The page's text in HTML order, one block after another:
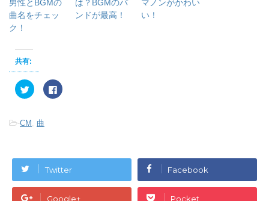
男性とBGMの
曲名をチェッ
ク！
は？BGMのバ
ンドが最高！
マノンがかわい
い！
共有:
ク
リ
て
t
で
共
有
F
a
有
す
る
に
は
ク
-CM , 曲
Twitter Facebook
Google+ Pocket